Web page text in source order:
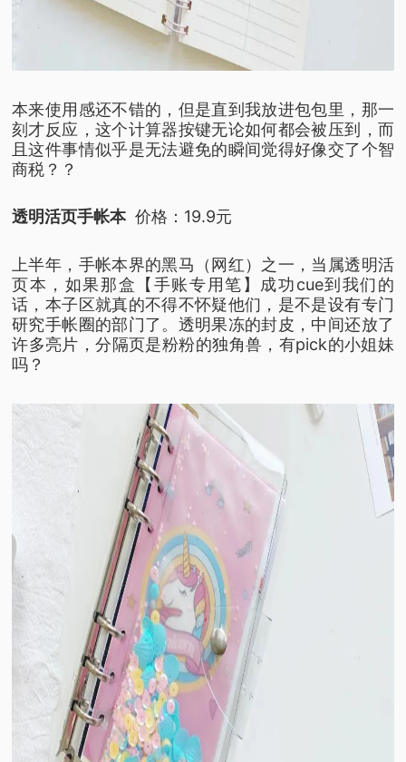
本来使用感还不错的， 但是直到我放进包包里， 那一
刻才反应， 这个计算器按键无论如何都会被压到， 而
且这件事情似乎是无法避免的瞬间觉得好像交了个智
商税？？
透明活页手帐本 价格：19.9元
上半年，手帐本界的黑马（网红）之一， 当属透明活
页本， 如果那盒【手账专用笔】成功cue到我们的
话， 本子区就真的不得不怀疑他们， 是不是设有专门
研究手帐圈的部门了。 透明果冻的封皮， 中间还放了
许多亮片，分隔页是粉粉的独角兽， 有pick的小姐妹
吗？